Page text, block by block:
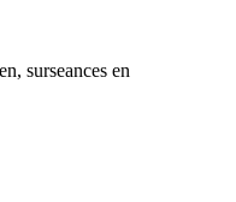
surseances en